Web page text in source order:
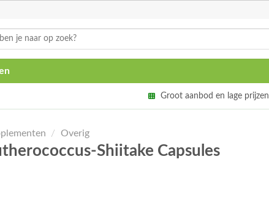
Groot aanbod en lage prijzen
/ Overig
Shiitake Capsules